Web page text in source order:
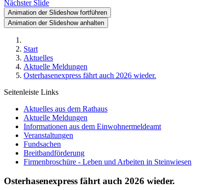
Nächster Slide
Animation der Slideshow fortführen
Animation der Slideshow anhalten
Start
Aktuelles
Aktuelle Meldungen
Osterhasenexpress fährt auch 2026 wieder.
Seitenleiste Links
Aktuelles aus dem Rathaus
Aktuelle Meldungen
Informationen aus dem Einwohnermeldeamt
Veranstaltungen
Fundsachen
Breitbandförderung
Firmenbroschüre - Leben und Arbeiten in Steinwiesen
Osterhasenexpress fährt auch 2026 wieder.